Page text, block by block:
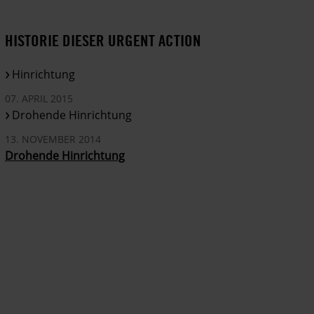
HISTORIE DIESER URGENT ACTION
Hinrichtung
07. APRIL 2015
Drohende Hinrichtung
13. NOVEMBER 2014
Drohende Hinrichtung